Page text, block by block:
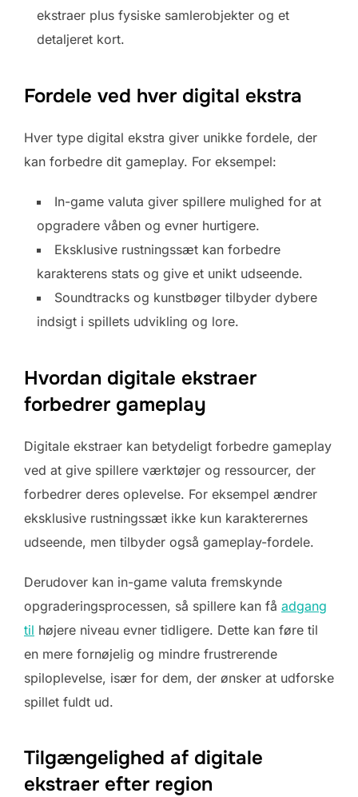
ekstraer plus fysiske samlerobjekter og et
detaljeret kort.
Fordele ved hver digital ekstra
Hver type digital ekstra giver unikke fordele, der
kan forbedre dit gameplay. For eksempel:
In-game valuta giver spillere mulighed for at
opgradere våben og evner hurtigere.
Eksklusive rustningssæt kan forbedre
karakterens stats og give et unikt udseende.
Soundtracks og kunstbøger tilbyder dybere
indsigt i spillets udvikling og lore.
Hvordan digitale ekstraer
forbedrer gameplay
Digitale ekstraer kan betydeligt forbedre gameplay
ved at give spillere værktøjer og ressourcer, der
forbedrer deres oplevelse. For eksempel ændrer
eksklusive rustningssæt ikke kun karakterernes
udseende, men tilbyder også gameplay-fordele.
Derudover kan in-game valuta fremskynde
opgraderingsprocessen, så spillere kan få adgang
til højere niveau evner tidligere. Dette kan føre til
en mere fornøjelig og mindre frustrerende
spiloplevelse, især for dem, der ønsker at udforske
spillet fuldt ud.
Tilgængelighed af digitale
ekstraer efter region